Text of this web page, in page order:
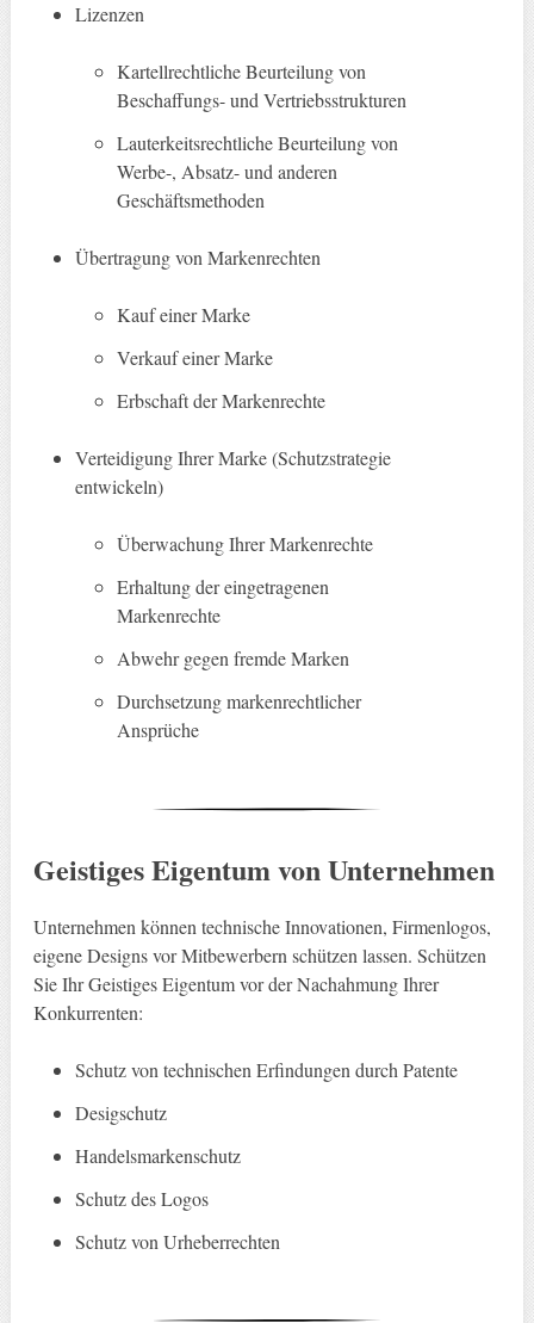
Lizenzen
Kartellrechtliche Beurteilung von
Beschaffungs- und Vertriebsstrukturen
Lauterkeitsrechtliche Beurteilung von
Werbe-, Absatz- und anderen
Geschäftsmethoden
Übertragung von Markenrechten
Kauf einer Marke
Verkauf einer Marke
Erbschaft der Markenrechte
Verteidigung Ihrer Marke (Schutzstrategie
entwickeln)
Überwachung Ihrer Markenrechte
Erhaltung der eingetragenen
Markenrechte
Abwehr gegen fremde Marken
Durchsetzung markenrechtlicher
Ansprüche
Geistiges Eigentum von Unternehmen
Unternehmen können technische Innovationen, Firmenlogos,
eigene Designs vor Mitbewerbern schützen lassen. Schützen
Sie Ihr Geistiges Eigentum vor der Nachahmung Ihrer
Konkurrenten:
Schutz von technischen Erfindungen durch Patente
Desigschutz
Handelsmarkenschutz
Schutz des Logos
Schutz von Urheberrechten